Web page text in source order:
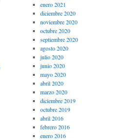
enero 2021
diciembre 2020
noviembre 2020
octubre 2020
septiembre 2020
agosto 2020
julio 2020
junio 2020
mayo 2020
abril 2020
marzo 2020
diciembre 2019
octubre 2019
abril 2016
febrero 2016
enero 2016